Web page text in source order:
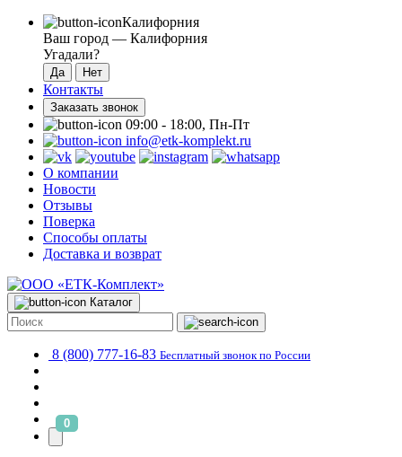
Калифорния
Ваш город — Калифорния
Угадали?
Контакты
Заказать звонок
09:00 - 18:00, Пн-Пт
info@etk-komplekt.ru
О компании
Новости
Отзывы
Поверка
Способы оплаты
Доставка и возврат
Каталог
8 (800) 777-16-83 Бесплатный звонок по России
0